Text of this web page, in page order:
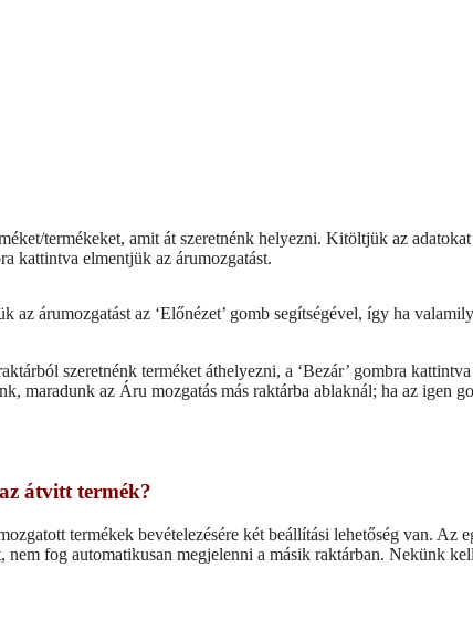
termékeket, amit át szeretnénk helyezni. Kitöltjük az
kattintva elmentjük az árumozgatást.
az árumozgatást az ‘Előnézet’ gomb segítségével, így ha
szeretnénk terméket áthelyezni, a ‘Bezár’ gombra
maradunk az Áru mozgatás más raktárba ablaknál; ha az igen
átvitt termék?
termékek bevételezésére két beállítási lehetőség van.
fog automatikusan megjelenni a másik raktárban. Nekünk